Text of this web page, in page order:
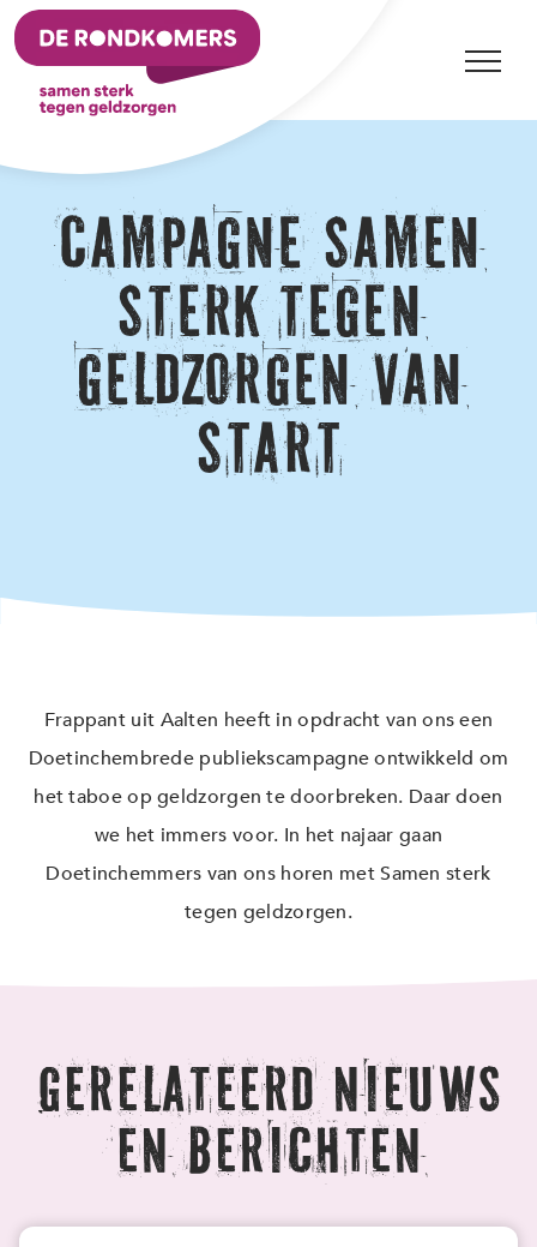
Ga
naar
inhoud
Campagne Samen
sterk tegen
geldzorgen van
start
Frappant uit Aalten heeft in opdracht van ons een
Doetinchembrede publiekscampagne ontwikkeld om
het taboe op geldzorgen te doorbreken. Daar doen
we het immers voor. In het najaar gaan
Doetinchemmers van ons horen met Samen sterk
tegen geldzorgen.
Gerelateerd nieuws
en berichten